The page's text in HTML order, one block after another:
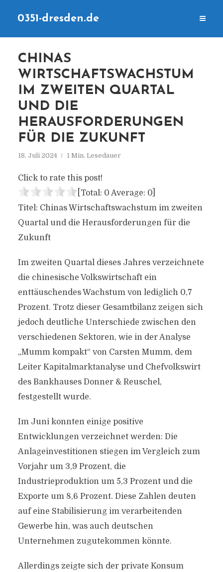
0351-dresden.de
CHINAS
WIRTSCHAFTSWACHSTUM
IM ZWEITEN QUARTAL
UND DIE
HERAUSFORDERUNGEN
FÜR DIE ZUKUNFT
18. Juli 2024 1 Min. Lesedauer
Click to rate this post!
[Total: 0 Average: 0]
Titel: Chinas Wirtschaftswachstum im zweiten
Quartal und die Herausforderungen für die
Zukunft
Im zweiten Quartal dieses Jahres verzeichnete
die chinesische Volkswirtschaft ein
enttäuschendes Wachstum von lediglich 0,7
Prozent. Trotz dieser Gesamtbilanz zeigen sich
jedoch deutliche Unterschiede zwischen den
verschiedenen Sektoren, wie in der Analyse
„Mumm kompakt“ von Carsten Mumm, dem
Leiter Kapitalmarktanalyse und Chefvolkswirt
des Bankhauses Donner & Reuschel,
festgestellt wurde.
Im Juni konnten einige positive
Entwicklungen verzeichnet werden: Die
Anlageinvestitionen stiegen im Vergleich zum
Vorjahr um 3,9 Prozent, die
Industrieproduktion um 5,3 Prozent und die
Exporte um 8,6 Prozent. Diese Zahlen deuten
auf eine Stabilisierung im verarbeitenden
Gewerbe hin, was auch deutschen
Unternehmen zugutekommen könnte.
Allerdings zeigte sich der private Konsum